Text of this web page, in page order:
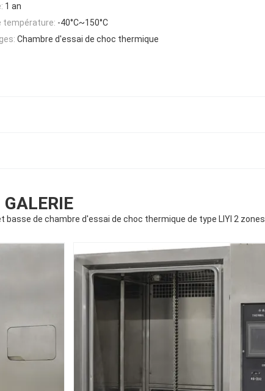
1 an
température: -40°C~150°C
Chambre d'essai de choc thermique
GALERIE
de chambre d'essai de choc thermique de type LIYI 2 zones